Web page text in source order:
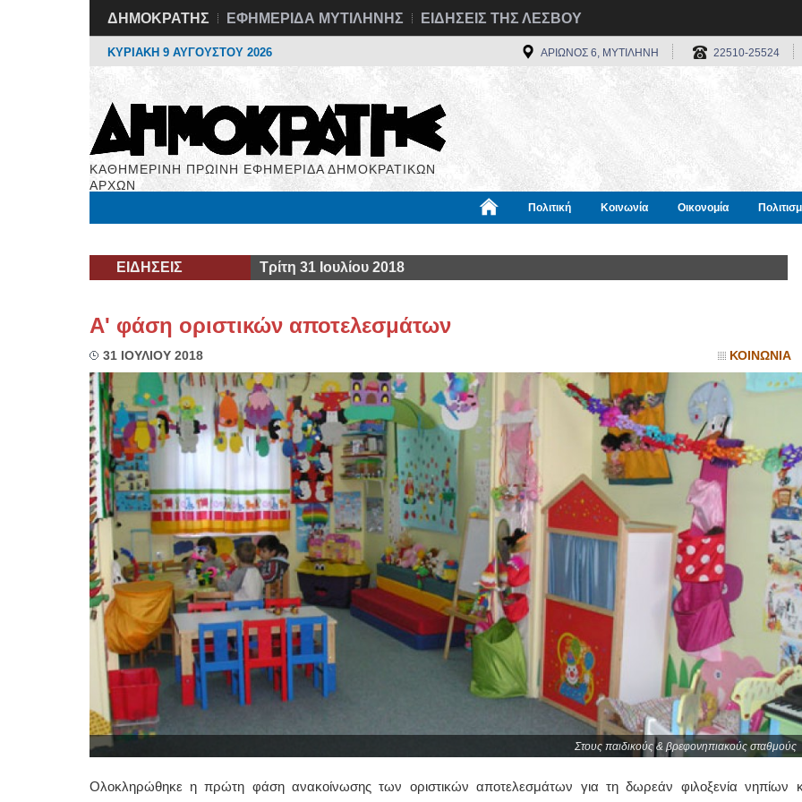
ΔΗΜΟΚΡΑΤΗΣ ΕΦΗΜΕΡΙΔΑ ΜΥΤΙΛΗΝΗΣ ΕΙΔΗΣΕΙΣ ΤΗΣ ΛΕΣΒΟΥ
ΚΥΡΙΑΚΗ 9 ΑΥΓΟΥΣΤΟΥ 2026 ΑΡΙΩΝΟΣ 6, ΜΥΤΙΛΗΝΗ 22510-25524
ΚΑΘΗΜΕΡΙΝΗ ΠΡΩΙΝΗ ΕΦΗΜΕΡΙΔΑ ΔΗΜΟΚΡΑΤΙΚΩΝ
ΑΡΧΩΝ
Πολιτική Κοινωνία Οικονομία
ΕΙΔΗΣΕΙΣ Τρίτη 31 Ιουλίου 2018
Α' φάση οριστικών αποτελεσμάτων
31 ΙΟΥΛΙΟΥ 2018 ΚΟΙΝΩΝΙΑ
Στους παιδικούς & βρεφονηπιακούς σταθμούς
Ολοκληρώθηκε η πρώτη φάση ανακοίνωσης των οριστικών αποτελεσμάτων για τη δωρεάν φιλοξενία νηπίων